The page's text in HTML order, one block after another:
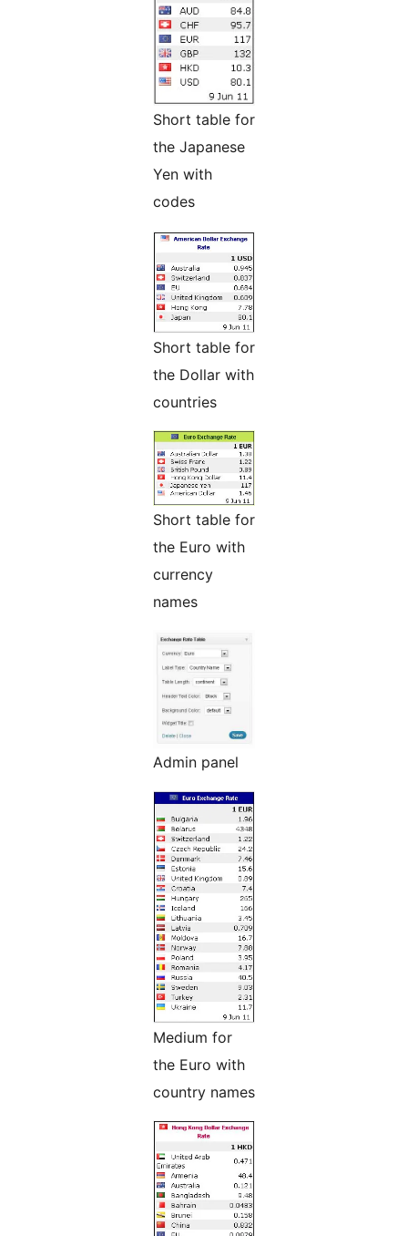
Short table for
the Japanese
Yen with
codes
Short table for
the Dollar with
countries
Short table for
the Euro with
currency
names
Admin panel
Medium for
the Euro with
country names